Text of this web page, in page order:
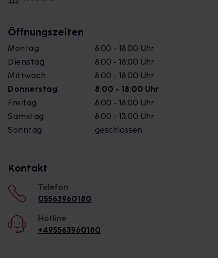
Öffnungszeiten
Montag
8:00 - 18:00 Uhr
Dienstag
8:00 - 18:00 Uhr
Mittwoch
8:00 - 18:00 Uhr
Donnerstag
8:00 - 18:00 Uhr
Freitag
8:00 - 18:00 Uhr
Samstag
8:00 - 13:00 Uhr
Sonntag
geschlossen
Kontakt
Telefon
05563960180
Hotline
+495563960180